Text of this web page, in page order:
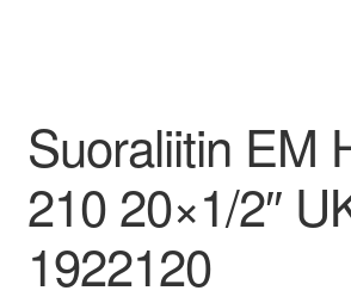
Suoraliitin EM
210 20×1/2″
1922120